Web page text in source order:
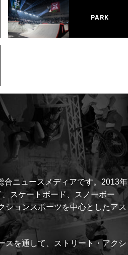
PARK
合ニュースメディアです。2013年
スケートボード、スノーボー
ションスポーツを中心としたアス
スを通して、ストリート・アクシ